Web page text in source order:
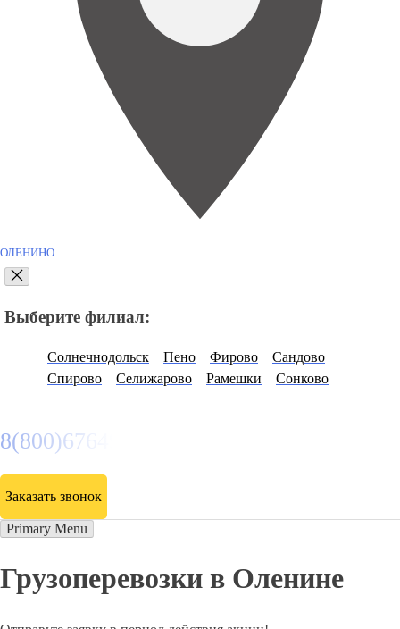
ОЛЕНИНО
Выберите филиал:
Солнечнодольск Пено Фирово
Сандово
Спирово
Селижарово Рамешки Сонково
8(800)6764935
Заказать звонок
Primary Menu
Грузоперевозки в Оленине